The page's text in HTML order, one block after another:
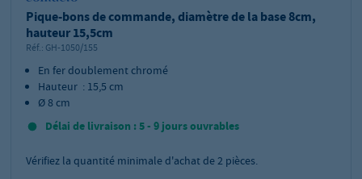
Pique-bons de commande, diamètre de la base 8cm,
hauteur 15,5cm
Réf.: GH-1050/155
En fer doublement chromé
Hauteur : 15,5 cm
Ø 8 cm
Délai de livraison : 5 - 9 jours ouvrables
Vérifiez la quantité minimale d'achat de2 pièces.